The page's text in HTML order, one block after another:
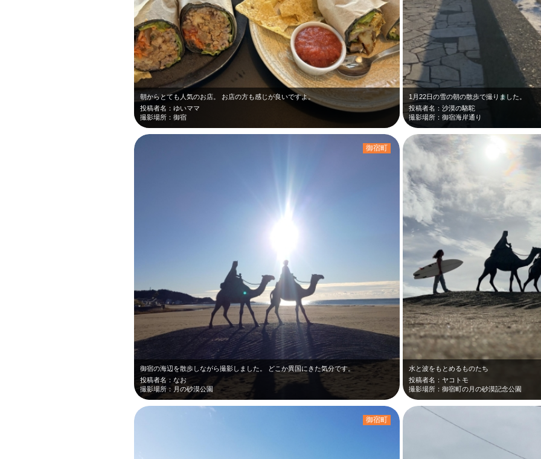
朝からとても人気のお店。 お店の方も感じが良いですよ。
投稿者名：ゆいママ
撮影場所：御宿
1月22日の雪の朝の散歩で撮りました。
投稿者名：沙漠の駱駝
撮影場所：御宿海岸通り
御宿の海辺を散歩しながら撮影しました。 どこか異国にきた気分です。
投稿者名：なお
撮影場所：月の砂漠公園
御宿町
水と波をもとめるものたち
投稿者名：ヤコトモ
撮影場所：御宿町の月の砂漠記念公園
御宿町